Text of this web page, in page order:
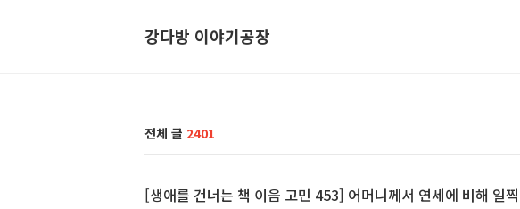
강다방 이야기공장
전체 글 2401
[생애를 건너는 책 이음 고민 453] 어머니께서 연세에 비해 일